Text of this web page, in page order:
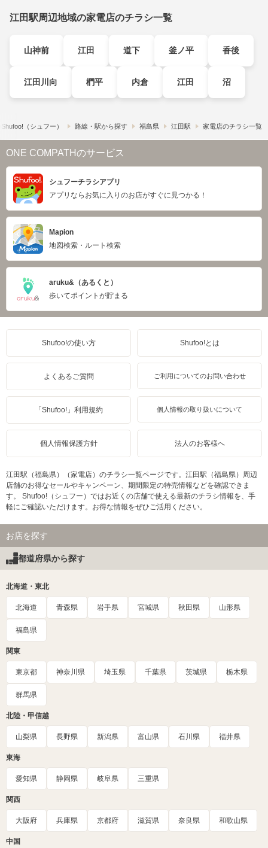
江田駅周辺地域の家電店のチラシ一覧
山神前 江田 道下 釜ノ平 香後
江田川向 椚平 内倉 江田 沼
（シュフー） 路線・駅から探す 福島県 江田駅 家電店のチラシ一覧
ONE COMPATHのサービス
シュフーチラシアプリ
アプリならお気に入りのお店がすぐに見つかる！
Mapion
地図検索・ルート検索
aruku&（あるくと）
歩いてポイントが貯まる
Shufoo!の使い方 Shufoo!とは
よくあるご質問 ご利用についてのお問い合わせ
「Shufoo!」利用規約 個人情報の取り扱いについて
個人情報保護方針 法人のお客様へ
江田駅（福島県）（家電店）のチラシ一覧ページです。江田駅（福島県）周辺
店舗のお得なセールやキャンペーン、期間限定の特売情報などを確認できま
す。 Shufoo!（シュフー）ではお近くの店舗で使える最新のチラシ情報を、手
軽にご確認いただけます。お得な情報をぜひご活用ください。
お店を探す
都道府県から探す
北海道・東北
北海道 青森県 岩手県 宮城県 秋田県 山形県
福島県
関東
東京都 神奈川県 埼玉県 千葉県 茨城県 栃木県
群馬県
北陸・甲信越
山梨県 長野県 新潟県 富山県 石川県 福井県
東海
愛知県 静岡県 岐阜県 三重県
関西
大阪府 兵庫県 京都府 滋賀県 奈良県 和歌山県
中国